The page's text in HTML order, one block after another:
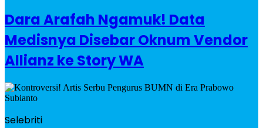
Dara Arafah Ngamuk! Data
Medisnya Disebar Oknum Vendor
Allianz ke Story WA
Selebriti